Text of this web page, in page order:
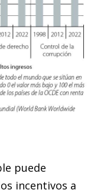
puede
incentivos a